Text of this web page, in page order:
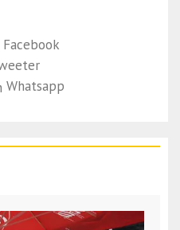
Facebook
Whatsapp